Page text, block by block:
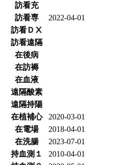
訪看充
訪看専
2022-04-01
訪看ＤⅩ
訪看遠隔
在後病
在訪褥
在血液
遠隔酸素
遠隔持陽
在植補心
2020-03-01
在電場
2018-04-01
在洗腸
2023-07-01
持血測１
2010-04-01